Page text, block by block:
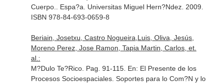
Cuerpo.
. Espa?a. Universitas Miguel Hern?Ndez. 2009.
ISBN 978-84-693-0659-8
Beriain, Josetxu, Castro Nogueira,Luis, Oliva, Jesús,
Moreno Perez, Jose Ramon, Tapia Martin, Carlos, et.
al.:
M?Dulo Te?Rico. Pag. 91-115. En: El Presente de los
Procesos Socioespaciales. Soportes para lo Com?N y lo